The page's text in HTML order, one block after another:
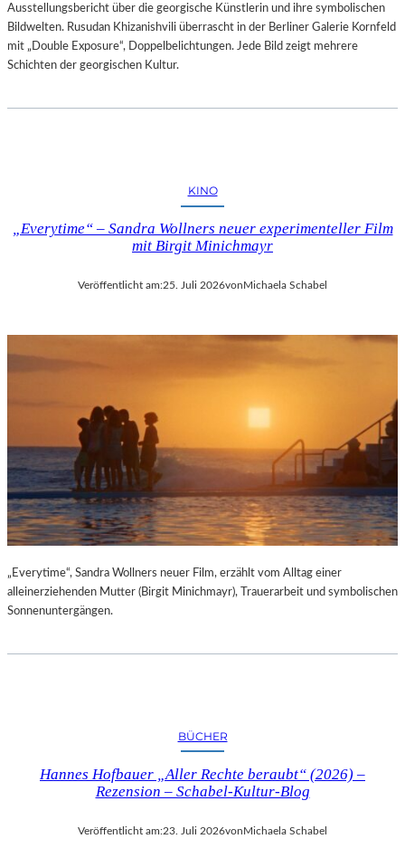
Ausstellungsbericht über die georgische Künstlerin und ihre symbolischen
Bildwelten. Rusudan Khizanishvili überrascht in der Berliner Galerie Kornfeld
mit „Double Exposure“, Doppelbelichtungen. Jede Bild zeigt mehrere
Schichten der georgischen Kultur.
KINO
„Everytime“ – Sandra Wollners neuer experimenteller Film
mit Birgit Minichmayr
Veröffentlicht am:25. Juli 2026von Michaela Schabel
„Everytime“, Sandra Wollners neuer Film, erzählt vom Alltag einer
alleinerziehenden Mutter (Birgit Minichmayr), Trauerarbeit und symbolischen
Sonnenuntergängen.
BÜCHER
Hannes Hofbauer „Aller Rechte beraubt“ (2026) –
Rezension – Schabel-Kultur-Blog
Veröffentlicht am:23. Juli 2026vonMichaela Schabel